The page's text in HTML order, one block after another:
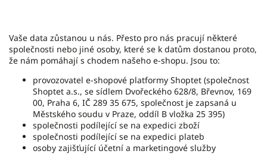
Vaše data zůstanou u nás. Přesto pro nás pracují některé
společnosti nebo jiné osoby, které se k datům dostanou proto,
že nám pomáhají s chodem našeho e-shopu. Jsou to:
provozovatel e-shopové platformy Shoptet (společnost
Shoptet a.s., se sídlem Dvořeckého 628/8, Břevnov, 169
00, Praha 6, IČ 289 35 675, společnost je zapsaná u
Městského soudu v Praze, oddíl B vložka 25 395)
společnosti podílející se na expedici zboží
společnosti podílející se na expedici plateb
osoby zajišťující účetní a marketingové služby